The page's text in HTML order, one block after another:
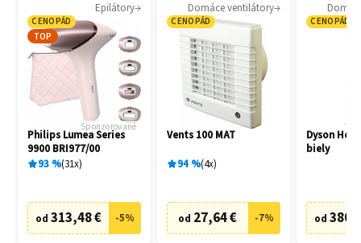
Epilátory
CENOPÁD
TOP
Sponzorované
Philips Lumea Series
9900 BRI977/00
93% 31x
od 313,48 € -5%
Domáce ventilátory
CENOPÁD
Vents 100 MAT
94% 4x
od 27,64 € -7%
CENOPÁD
Dyson
biely
od